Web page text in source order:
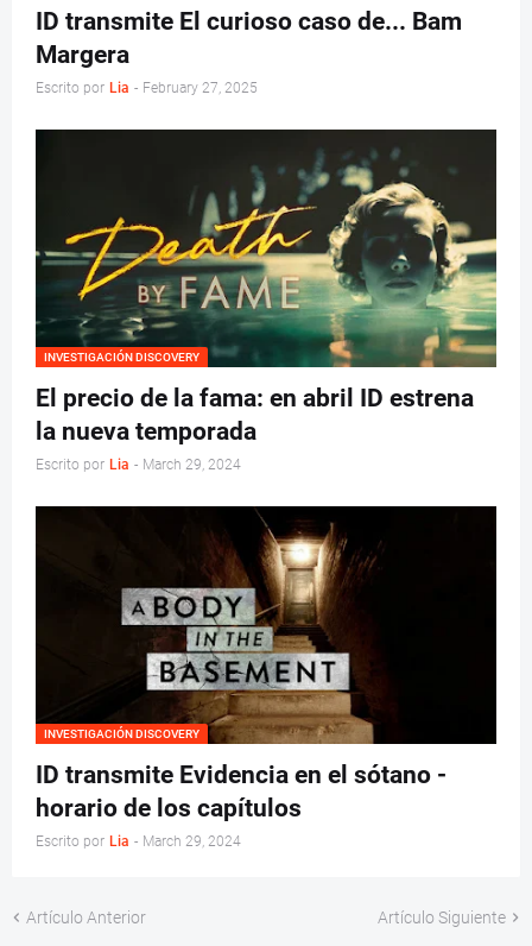
ID transmite El curioso caso de... Bam
Margera
Escrito por Lia - February 27, 2025
INVESTIGACIÓN DISCOVERY
El precio de la fama: en abril ID estrena
la nueva temporada
Escrito por Lia - March 29, 2024
INVESTIGACIÓN DISCOVERY
ID transmite Evidencia en el sótano -
horario de los capítulos
Escrito por Lia - March 29, 2024
Artículo Anterior Artículo Siguiente